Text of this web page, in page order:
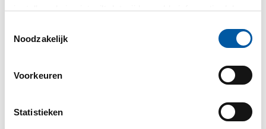
instellen als je niet wilt dat wij bepaalde informatie delen.
partijen waarmee wij samenwerken vind je in ons
Noodzakelijk
Voorkeuren
Statistieken